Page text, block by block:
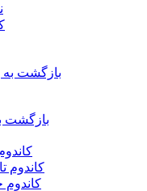
بازگشت
بازگشت
کاندوم
کاندوم